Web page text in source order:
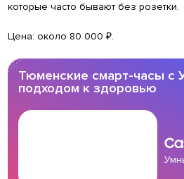
которые часто бывают без розетки.
Цена: около 80 000 ₽.
Тюменские смарт-часы
подходом к здоровью